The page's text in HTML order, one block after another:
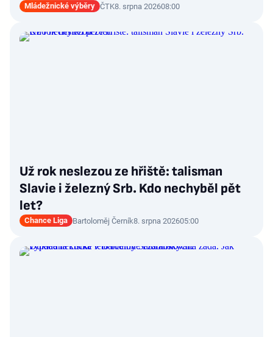
Mládežnické výběry ČTK8. srpna 202608:00
Už rok neslezou ze hřiště: talisman
Slavie i železný Srb. Kdo nechyběl pět
let?
Chance Liga Bartoloměj Černík8. srpna 202605:00